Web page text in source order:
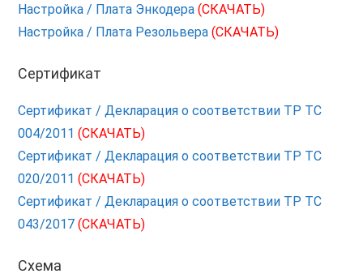
Настройка / Плата Энкодера(СКАЧАТЬ)
Настройка / Плата Резольвера(СКАЧАТЬ)
Сертификат
Сертификат / Декларация о соответствии ТР ТС
004/2011(СКАЧАТЬ)
Сертификат / Декларация о соответствии ТР ТС
020/2011(СКАЧАТЬ)
Сертификат / Декларация о соответствии ТР ТС
043/2017(СКАЧАТЬ)
Схема